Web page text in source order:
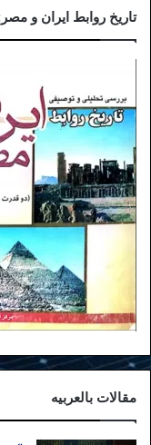
تاریخ روابط ایران و
مقالات بالعربیه